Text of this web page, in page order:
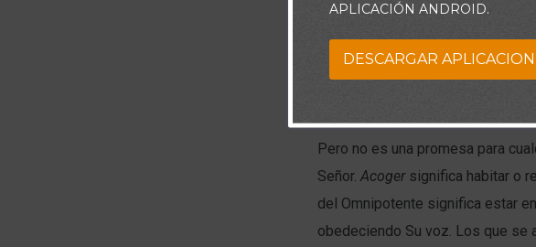
Pero no es una promesa para
Señor. Acogersignifica habitar o
del Omnipotente significa estar
obedeciendo Su voz. Los que se
APLICACIÓN ANDROID.
DESCARGAR APLICACION